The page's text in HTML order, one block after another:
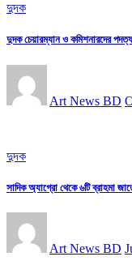
দুদক
দুদক চেয়ারম্যান ও কমিশনারদের
Art News BD
দুদক
সাদিক অ্যাগ্রো থেকে ৬টি ব্রাহমা
Art News BD